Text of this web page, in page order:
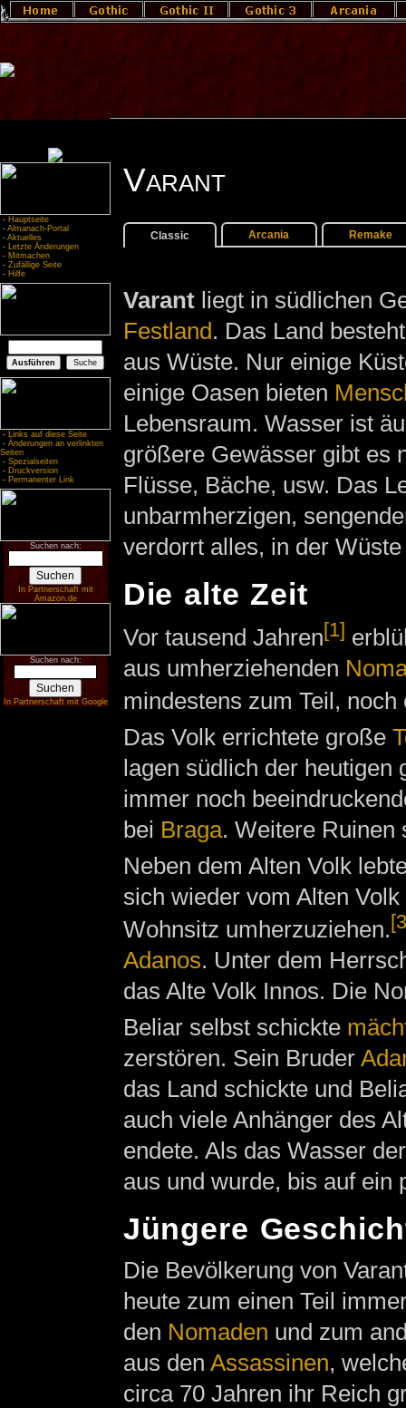
- Hauptseite
- Almanach-Portal
- Aktuelles
- Letzte Änderungen
- Mitmachen
- Zufällige Seite
- Hilfe
- Links auf diese Seite
- Änderungen an verlinkten
Seiten
- Spezialseiten
- Druckversion
- Permanenter Link
Suchen nach:
In Partnerschaft mit
Amazon.de
Suchen nach:
In Partnerschaft mit Google
Varant
Classic Arcania Remake
Varantliegt in südlichen
Festland. Das Land
aus Wüste. Nur einige
einige Oasen bieten
Lebensraum. Wasser ist
größere Gewässer gibt es
Flüsse, Bäche, usw. Das
unbarmherzigen,
verdorrt alles, in der
Die alte Zeit
Vor tausend Jahren[1]
aus umherziehenden
mindestens zum Teil,
Das Volk errichtete große
lagen südlich der
immer noch
bei Braga. Weitere Ruinen
Neben dem Alten Volk
sich wieder vom Alten
Wohnsitz umherzuziehen.
Adanos. Unter dem
das Alte Volk Innos. Die
Beliar selbst schickte
zerstören. Sein Bruder
das Land schickte und
auch viele Anhänger des
endete. Als das Wasser
aus und wurde, bis auf ein
Jüngere
Die Bevölkerung von
heute zum einen Teil
den Nomaden und zum
aus den Assassinen,
circa 70 Jahren ihr Reich